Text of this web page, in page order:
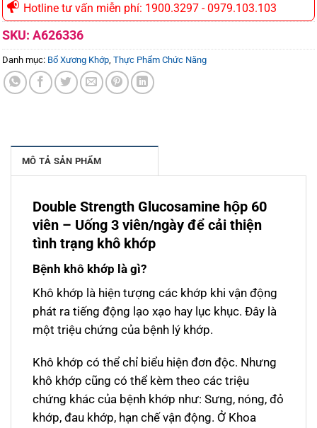
Hotline tư vấn miễn phí: 1900.3297 - 0979.103.103
SKU: A626336
Danh mục: Bổ Xương Khớp Thực Phẩm Chức Năng
MÔ TẢ SẢN PHẨM
Double Strength Glucosamine hộp 60
viên – Uống 3 viên/ngày để cải thiện
tình trạng khô khớp
Bệnh khô khớp là gì?
Khô khớp là hiện tượng các khớp khi vận động
phát ra tiếng động lạo xạo hay lục khục. Đây là
một triệu chứng của bệnh lý khớp.
Khô khớp có thể chỉ biểu hiện đơn độc. Nhưng
khô khớp cũng có thể kèm theo các triệu
chứng khác của bệnh khớp như: Sưng, nóng, đỏ
khớp, đau khớp, hạn chế vận động. Ở Khoa